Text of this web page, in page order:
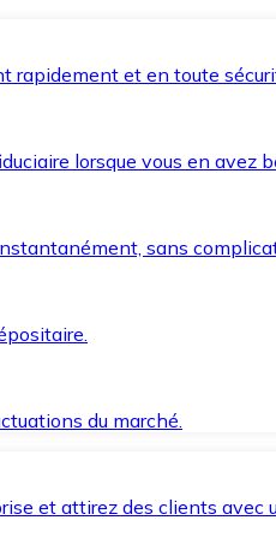
rapidement et en toute
lorsque vous en avez
sans
du marché.
et attirez des clients avec